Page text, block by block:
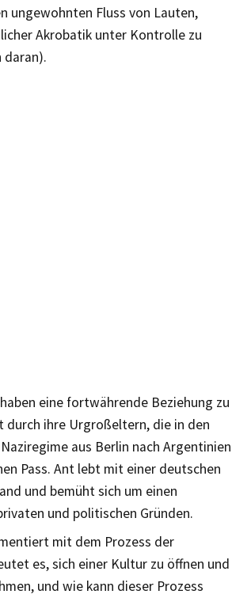
ungewohnten Fluss von Lauten,
Akrobatik unter Kontrolle zu
daran).
eine fortwährende Beziehung zu
durch ihre Urgroßeltern, die in den
aus Berlin nach Argentinien
Pass. Ant lebt mit einer deutschen
und bemüht sich um einen
und politischen Gründen.
mit dem Prozess der
es, sich einer Kultur zu öffnen und
und wie kann dieser Prozess